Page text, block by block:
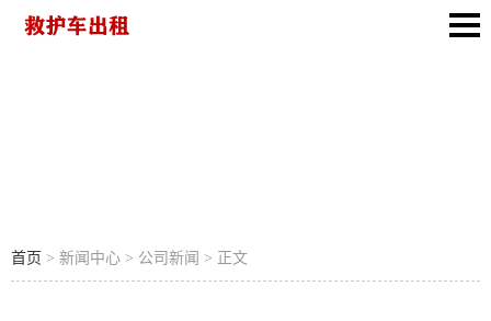
首页 > 新闻中心 > 公司新闻 > 正文